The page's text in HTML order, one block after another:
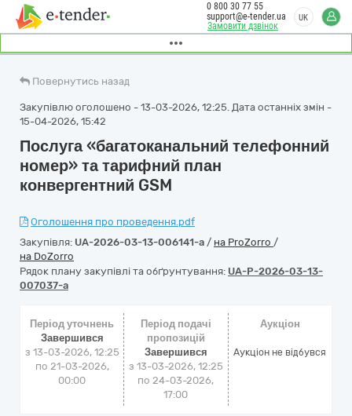
Замовити дзвінок
0 800 30 77 55
support@e-tender.ua
UK
Повернутись назад
Закупівлю оголошено - 13-03-2026, 12:25. Дата останніх змін -
15-04-2026, 15:42
Послуга «багатоканальний телефонний
номер» та тарифний план
конвергентний GSM
Оголошення про проведення.pdf
Закупівля: UA-2026-03-13-006141-a / на ProZorro /
на DoZorro
Рядок плану закупівлі та обґрунтування: UA-P-2026-03-13-
007037-a
Період уточнень
Завершився
з 13-03-2026, 12:25
по 21-03-2026,
00:00
Період подачі
пропозицій
Завершився
з 13-03-2026, 12:25
по 24-03-2026,
17:00
Аукціон
Аукціон не відбувся